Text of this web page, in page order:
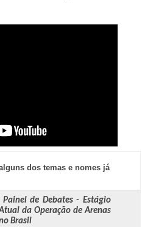
dos temas e nomes já
Painel de Debates - Estágio
da Operação de Arenas
Brasil